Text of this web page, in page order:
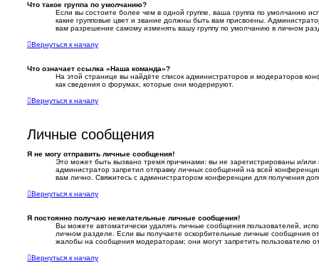
Что такое группа по умолчанию?
Если вы состоите более чем в одной группе, ваша группа по умолчанию
какие групповые цвет и звание должны быть вам присвоены.
вам разрешение самому изменять вашу группу по умолчанию в личном
Вернуться к началу
Что означает ссылка «Наша команда»?
На этой странице вы найдёте список администраторов и модераторов
как сведения о форумах, которые они модерируют.
Вернуться к началу
Личные сообщения
Я не могу отправить личные сообщения!
Это может быть вызвано тремя причинами: вы не зарегистрированы и/
администратор запретил отправку личных сообщений на всей
вам лично. Свяжитесь с администратором конференции для получения
Вернуться к началу
Я постоянно получаю нежелательные личные сообщения!
Вы можете автоматически удалять личные сообщения пользователей,
личном разделе. Если вы получаете оскорбительные личные сообщения от
жалобы на сообщения модераторам; они могут запретить пользователю
Вернуться к началу